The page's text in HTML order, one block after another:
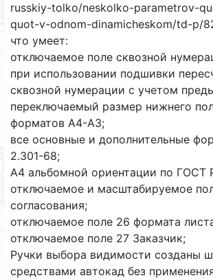
russkiy-tolko/neskolko-parametrov-
quot-v-odnom-dinamicheskom/td-p/
что умеет:
отключаемое поле сквозной
при использовании подшивки
сквозной нумерации с учетом
переключаемый размер нижнего
форматов А4-А3;
все основные и дополнительные
2.301-68;
А4 альбомной ориентации по ГОСТ
отключаемое и масштабируемое
согласования;
отключаемое поле 26 формата
отключаемое поле 27 Заказчик;
Ручки выбора видимости созданы
средствами автокад без